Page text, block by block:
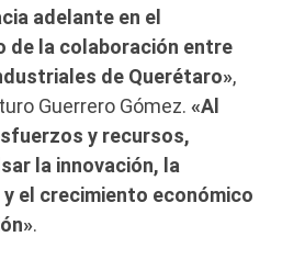
adelante en el
de la colaboración entre
de Querétaro»,
Guerrero Gómez. «Al
y recursos,
la innovación, la
el crecimiento económico
.